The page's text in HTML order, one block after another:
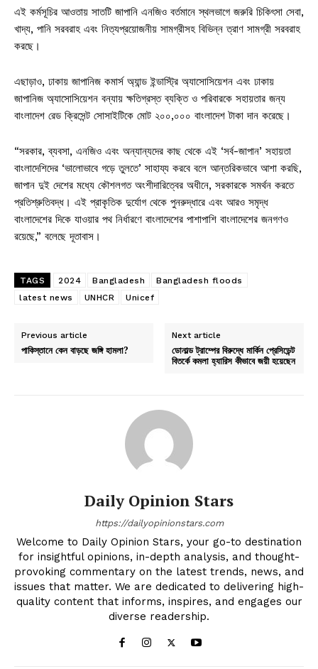
এই কর্মসূচির আওতায় সাতটি জাপানি এনজিও বর্তমানে স্থলভাগে জরুরি চিকিৎসা সেবা,
খাদ্য, পানি সরবরাহ এবং নিত্যপ্রয়োজনীয় সামগ্রীসহ বিভিন্ন ত্রাণ সামগ্রী সরবরাহ
করছে।
এছাড়াও, ঢাকায় জাপানিজ কমার্স অ্যান্ড ইন্ডাস্ট্রি অ্যাসোসিয়েশন এবং ঢাকায়
জাপানিজ অ্যাসোসিয়েশন বন্যায় ক্ষতিগ্রস্ত ব্যক্তি ও পরিবারকে সহায়তার জন্য
বাংলাদেশ রেড ক্রিসেন্ট সোসাইটিকে মোট ২০০,০০০ বাংলাদেশ টাকা দান করেছে।
“সরকার, ব্যবসা, এনজিও এবং অন্যান্যদের কাছ থেকে এই ‘সর্ব-জাপান’ সহায়তা
বাংলাদেশিদের ‘ভালোভাবে গড়ে তুলতে’ সাহায্য করবে বলে আন্তরিকভাবে আশা করছি,
জাপান দুই দেশের মধ্যে কৌশলগত অংশীদারিত্বের অধীনে, সরকারকে সমর্থন করতে
প্রতিশ্রুতিবদ্ধ। এই প্রাকৃতিক দুর্যোগ থেকে পুনরুদ্ধারে এবং আরও সমৃদ্ধ
বাংলাদেশের দিকে যাওয়ার পথ নির্ধারণে বাংলাদেশের পাশাপাশি বাংলাদেশের জনগণও
রয়েছে,” বলেছে দূতাবাস।
TAGS 2024 Bangladesh
Bangladesh floods
latest news
UNHCR Unicef
Previous article
পাকিস্তানে কেন বাড়ছে জঙ্গি হামলা?
Next article
ডোনাল্ড ট্রাম্পের বিরুদ্ধে মার্কিন প্রেসিডেন্ট
বিতর্কে কমলা হ্যারিস কীভাবে জয়ী হয়েছেন
Daily Opinion Stars
https://dailyopinionstars.com
Welcome to Daily Opinion Stars, your go-to destination
for insightful opinions, in-depth analysis, and thought-
provoking commentary on the latest trends, news, and
issues that matter. We are dedicated to delivering high-
quality content that informs, inspires, and engages our
diverse readership.